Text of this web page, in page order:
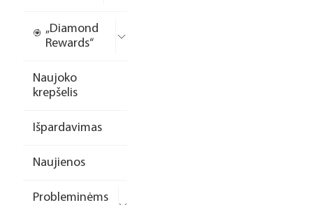
„Diamond
Rewards“
Naujoko
krepšelis
Išpardavimas
Naujienos
Probleminėms